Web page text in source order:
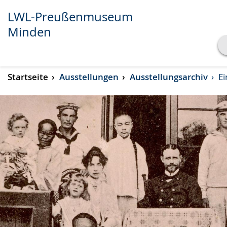
Transkript anzeigen
Abspielen
Pausieren
LWL-Preußenmuseum
Minden
Startseite Ausstellungen Ausstellungsarchiv